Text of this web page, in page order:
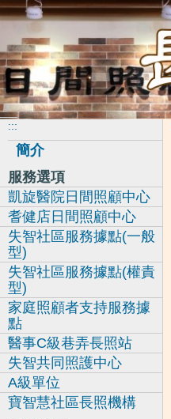
:::
簡介
服務選項
凱旋醫院日間照顧中心
耆健店日間照顧中心
失智社區服務據點(一般
型)
失智社區服務據點(權責
型)
家庭照顧者支持服務據
點
醫事C級巷弄長照站
失智共同照護中心
A級單位
寶智慧社區長照機構